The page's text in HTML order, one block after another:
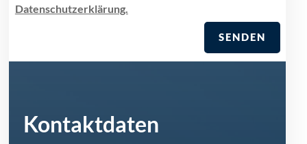
Datenschutzerklärung.
SENDEN
Kontaktdaten